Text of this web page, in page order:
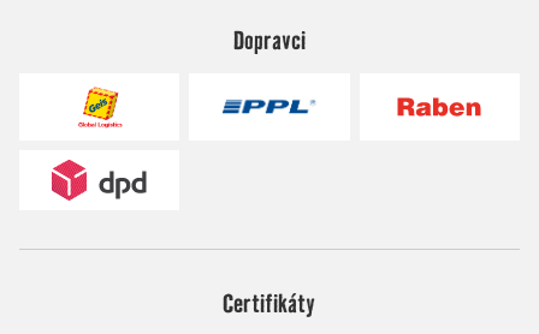
Dopravci
Certifikáty